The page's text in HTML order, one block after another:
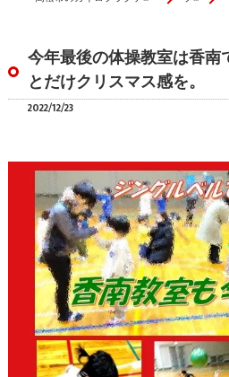
今年最後の体操教室は香南
とだけクリスマス感を。
2022/12/23